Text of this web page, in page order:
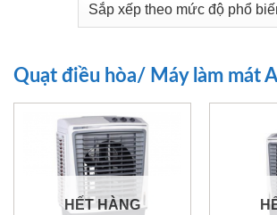
Quạt điều hòa/ Máy làm mát
HẾT HÀNG